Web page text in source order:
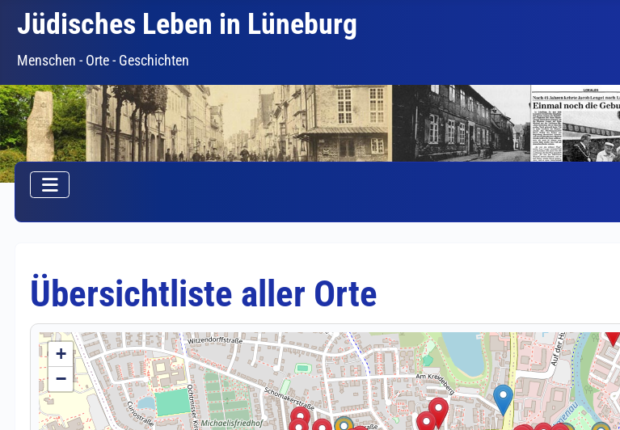
Jüdisches Leben in Lüneburg
Menschen - Orte - Geschichten